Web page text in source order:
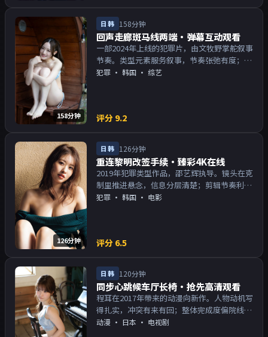
158分钟
日韩 158分钟
回声走廊斑马线两端·弹幕互动观看
一部2024年上线的犯罪片，由文牧野掌舵叙事
节奏。类型元素服务叙事，节奏张弛有度；对
白密度高，留意潜台词。主演以演技派为主，
犯罪 · 韩国 · 综艺
评分 9.2
126分钟
日韩 126分钟
重连黎明改签手续·臻彩4K在线
2019年犯罪类型作品，邵艺辉执导。镜头在克
制里推进悬念，信息分层清楚；剪辑节奏利
落，观感顺滑。主演以演技派为主，适合喜欢
犯罪 · 韩国 · 电影
评分 6.5
日韩 120分钟
同步心跳候车厅长椅·抢先高清观看
程耳在2017年带来的动漫向新作。人物动机写
得扎实，冲突有来有回；整体完成度偏院线质
感。主演以演技派为主，适合喜欢强叙事与人
动漫 · 日本 · 电视剧